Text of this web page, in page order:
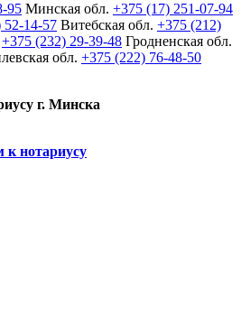
95 Минская обл. +375 (17) 251-07-94
52-14-57 Витебская обл. +375 (212)
+375 (232) 29-39-48 Гродненская обл.
обл. +375 (222) 76-48-50
г. Минска
к нотариусу